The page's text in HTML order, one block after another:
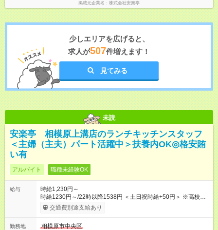
掲載元企業名 株式会社安楽亭
少しエリアを広げると、
求人が507件増えます！
見てみる
未読
安楽亭 相模原上溝店のランチキッチンスタッフ
＜主婦（主夫）パート活躍中＞扶養内OK◎格安賄
い有
アルバイト 職種未経験OK
給与
時給1,230円～
時給1230円～/22時以降1538円 ＜土日祝時給+50円＞ ※高校生
時給1230円 【試用期間】試用期間あり 試用期間の長さ：12ヶ
月 雇用形態、給与は本採用時と同じです。 ※最大12ヶ月の間
交通費別途支給あり
勤務地
相模原市中央区